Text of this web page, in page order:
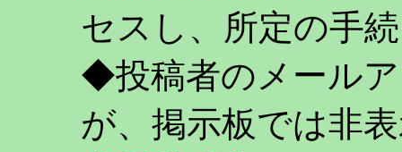
セスし、所定の手
◆投稿者のメール
が、掲示板では非